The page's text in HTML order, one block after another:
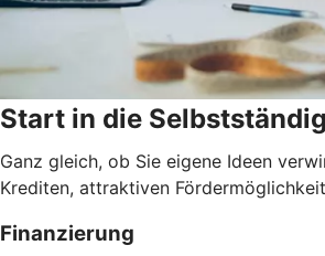
Start in die
Ganz gleich, ob Sie eigene Ideen
Krediten, attraktiven
Finanzierung